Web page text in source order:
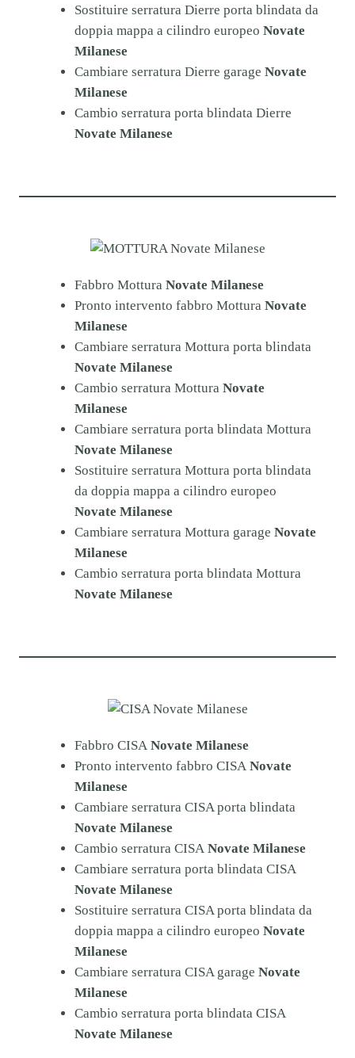
Sostituire serratura Dierre porta blindata da
doppia mappa a cilindro europeo Novate
Milanese
Cambiare serratura Dierre garage Novate
Milanese
Cambio serratura porta blindata Dierre
Novate Milanese
Fabbro MotturaNovate Milanese
Pronto intervento fabbro MotturaNovate
Milanese
Cambiare serratura Mottura porta blindata
Novate Milanese
Cambio serratura MotturaNovate
Milanese
Cambiare serratura porta blindata Mottura
Novate Milanese
Sostituire serratura Mottura porta blindata
da doppia mappa a cilindro europeo
Novate Milanese
Cambiare serratura Mottura garage Novate
Milanese
Cambio serratura porta blindata Mottura
Novate Milanese
Fabbro CISANovate Milanese
Pronto intervento fabbro CISANovate
Milanese
Cambiare serratura CISA porta blindata
Novate Milanese
Cambio serratura CISANovate Milanese
Cambiare serratura porta blindata CISA
Novate Milanese
Sostituire serratura CISA porta blindata da
doppia mappa a cilindro europeo Novate
Milanese
Cambiare serratura CISA garage Novate
Milanese
Cambio serratura porta blindata CISA
Novate Milanese